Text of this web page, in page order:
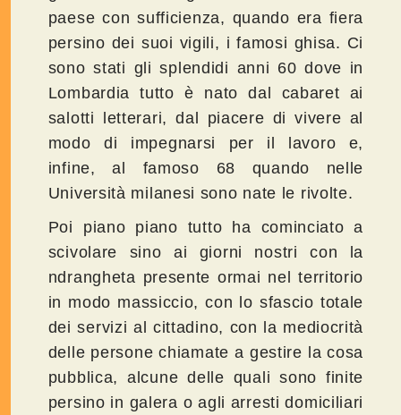
paese con sufficienza, quando era fiera
persino dei suoi vigili, i famosi ghisa. Ci
sono stati gli splendidi anni 60 dove in
Lombardia tutto è nato dal cabaret ai
salotti letterari, dal piacere di vivere al
modo di impegnarsi per il lavoro e,
infine, al famoso 68 quando nelle
Università milanesi sono nate le rivolte.
Poi piano piano tutto ha cominciato a
scivolare sino ai giorni nostri con la
ndrangheta presente ormai nel territorio
in modo massiccio, con lo sfascio totale
dei servizi al cittadino, con la mediocrità
delle persone chiamate a gestire la cosa
pubblica, alcune delle quali sono finite
persino in galera o agli arresti domiciliari